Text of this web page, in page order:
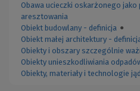
Obawa ucieczki oskarżonego
aresztowania
Obiekt budowlany - definicja ●
Obiekt małej architektury -
Obiekty i obszary szczególnie
Obiekty unieszkodliwiania
Obiekty, materiały i technologie